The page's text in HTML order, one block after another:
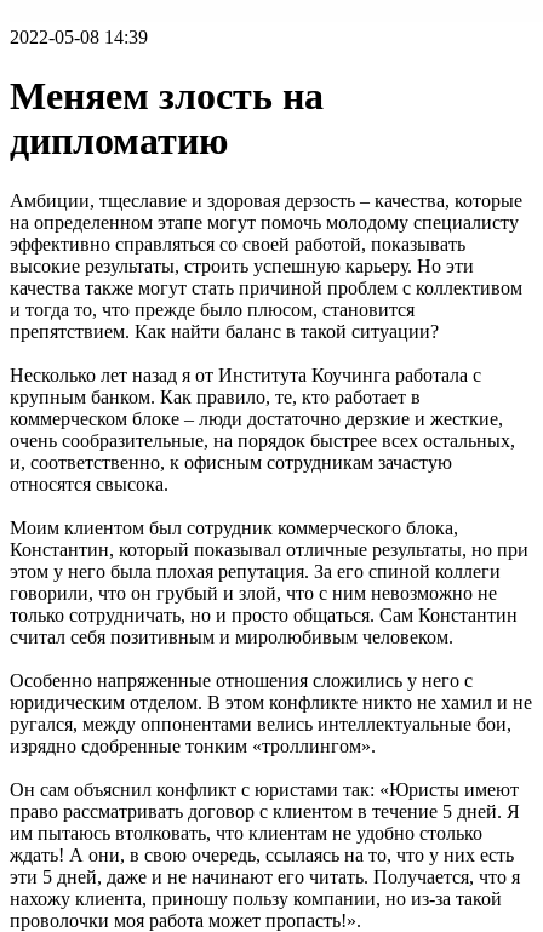
2022-05-08 14:39
Меняем злость на
дипломатию
Амбиции, тщеславие и здоровая дерзость – качества, которые
на определенном этапе могут помочь молодому специалисту
эффективно справляться со своей работой, показывать
высокие результаты, строить успешную карьеру. Но эти
качества также могут стать причиной проблем с коллективом
и тогда то, что прежде было плюсом, становится
препятствием. Как найти баланс в такой ситуации?
Несколько лет назад я от Института Коучинга работала с
крупным банком. Как правило, те, кто работает в
коммерческом блоке – люди достаточно дерзкие и жесткие,
очень сообразительные, на порядок быстрее всех остальных,
и, соответственно, к офисным сотрудникам зачастую
относятся свысока.
Моим клиентом был сотрудник коммерческого блока,
Константин, который показывал отличные результаты, но при
этом у него была плохая репутация. За его спиной коллеги
говорили, что он грубый и злой, что с ним невозможно не
только сотрудничать, но и просто общаться. Сам Константин
считал себя позитивным и миролюбивым человеком.
Особенно напряженные отношения сложились у него с
юридическим отделом. В этом конфликте никто не хамил и не
ругался, между оппонентами велись интеллектуальные бои,
изрядно сдобренные тонким «троллингом».
Он сам объяснил конфликт с юристами так: «Юристы имеют
право рассматривать договор с клиентом в течение 5 дней. Я
им пытаюсь втолковать, что клиентам не удобно столько
ждать! А они, в свою очередь, ссылаясь на то, что у них есть
эти 5 дней, даже и не начинают его читать. Получается, что я
нахожу клиента, приношу пользу компании, но из-за такой
проволочки моя работа может пропасть!».